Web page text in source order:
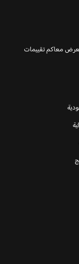
معاكم تقييمات